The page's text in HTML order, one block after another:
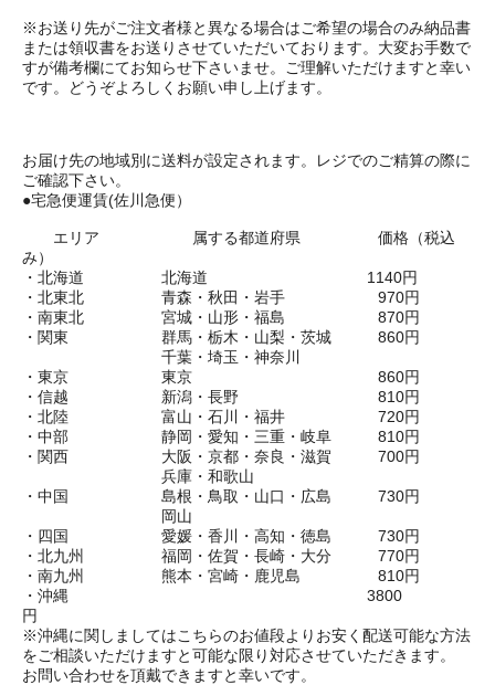
※お送り先がご注文者様と異なる場合はご希望の場合のみ納品書
または領収書をお送りさせていただいております。大変お手数で
すが備考欄にてお知らせ下さいませ。ご理解いただけますと幸い
です。どうぞよろしくお願い申し上げます。
お届け先の地域別に送料が設定されます。レジでのご精算の際に
ご確認下さい。
●宅急便運賃(佐川急便）
エリア 属する都道府県 価格（税込
み）
・北海道 北海道 1140円
・北東北 青森・秋田・岩手 970円
・南東北 宮城・山形・福島 870円
・関東 群馬・栃木・山梨・茨城 860円
千葉・埼玉・神奈川
・東京 東京 860円
・信越 新潟・長野 810円
・北陸 富山・石川・福井 720円
・中部 静岡・愛知・三重・岐阜 810円
・関西 大阪・京都・奈良・滋賀 700円
兵庫・和歌山
・中国 島根・鳥取・山口・広島 730円
岡山
・四国 愛媛・香川・高知・徳島 730円
・北九州 福岡・佐賀・長崎・大分 770円
・南九州 熊本・宮崎・鹿児島 810円
・沖縄 3800
円
※沖縄に関しましてはこちらのお値段よりお安く配送可能な方法
をご相談いただけますと可能な限り対応させていただきます。
お問い合わせを頂戴できますと幸いです。